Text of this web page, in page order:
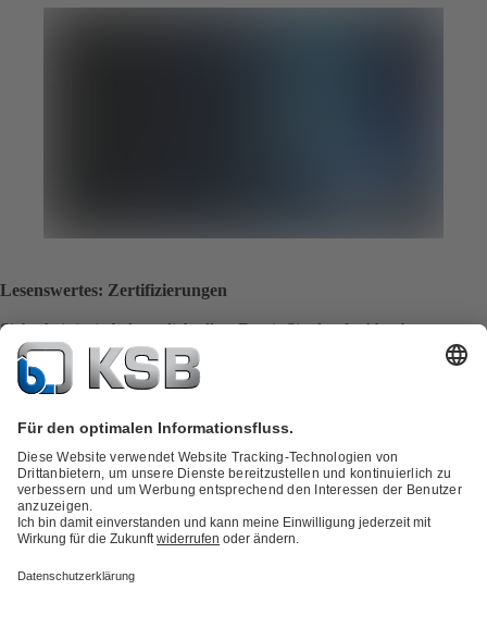
Lesenswertes: Zertifizierungen
Sicherheit ist ja bekanntlich alles: Damit Sie das denkbar beste
Gefühl bei der Zusammenarbeit mit uns haben, sind wir nach ISO
9001, WHG und SCCP und ATEX zertifiziert